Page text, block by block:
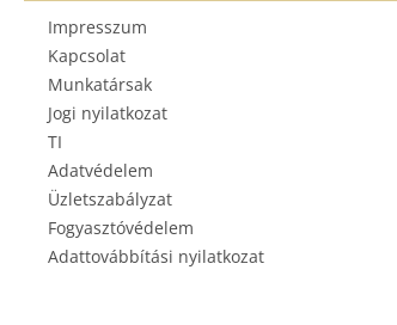
Impresszum
Kapcsolat
Munkatársak
Jogi nyilatkozat
TI
Adatvédelem
Üzletszabályzat
Fogyasztóvédelem
Adattovábbítási nyilatkozat